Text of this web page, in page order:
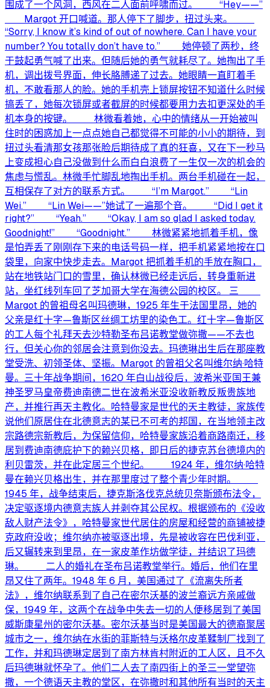
围成了一个风洞，西风在二人面前呼啸而过。 “Hey——”
Margot 开口喊道。那人停下了脚步，扭过头来。
“Sorry, I know it’s kind of out of nowhere. Can I have your
number? You totally don’t have to.” 她停顿了两秒，终
于鼓起勇气喊了出来。但随后她的勇气就耗尽了。她掏出了手
机，调出拨号界面，伸长胳膊递了过去。她眼睛一直盯着手
机，不敢看那人的脸。她的手机壳上锁屏按钮不知道什么时候
搞丢了，她每次锁屏或者截屏的时候都要用力去扣更深处的手
机本身的按键。 林微看着她，心中的情绪从一开始被叫
住时的困惑加上一点点她自己都觉得不可能的小小的期待，到
扭过头看清那女孩那张脸后期待成了真的狂喜，又在下一秒马
上变成担心自己没做到什么而白白浪费了一生仅一次的机会的
焦虑与慌乱。林微手忙脚乱地掏出手机。两台手机碰在一起，
互相保存了对方的联系方式。 “I’m Margot.” “Lin
Wei.” “Lin Wei——”她试了一遍那个音。 “Did I get it
right?” “Yeah.” “Okay, I am so glad I asked today.
Goodnight!” “Goodnight.” 林微紧紧地抓着手机，像
是怕弄丢了刚刚存下来的电话号码一样，把手机紧紧地按在口
袋里，向家中快步走去。Margot 把抓着手机的手放在胸口，
站在地铁站门口的雪里，确认林微已经走远后，转身重新进
站，坐红线列车回了芝加哥大学在海德公园的校区。 三
Margot 的曾祖母名叫玛德琳，1925 年生于法国里昂，她的
父亲是红十字—鲁斯区丝绸工坊里的染色工。红十字—鲁斯区
的工人每个礼拜天去沙特勒圣布吕诺教堂做弥撒——不去也
行，但关心你的邻居会注意到你没去。玛德琳出生后在那座教
堂受洗、初领圣体、坚振。Margot 的曾祖父名叫维尔纳·哈特
曼。三十年战争期间，1620 年白山战役后，波希米亚国王兼
神圣罗马皇帝费迪南德二世在波希米亚没收新教反叛贵族地
产，并推行再天主教化。哈特曼家是世代的天主教徒，家族传
说他们原居住在北德意志的某已不可考的邦国，在当地领主改
宗路德宗新教后，为保留信仰，哈特曼家族沿着商路南迁，移
居到费迪南德庇护下的赖兴贝格，即日后的捷克苏台德境内的
利贝雷茨，并在此定居三个世纪。 1924 年，维尔纳·哈特
曼在赖兴贝格出生，并在那里度过了整个青少年时期。
1945 年，战争结束后，捷克斯洛伐克总统贝奈斯颁布法令，
决定驱逐境内德意志族人并剥夺其公民权。根据颁布的《没收
敌人财产法令》，哈特曼家世代居住的房屋和经营的商铺被捷
克政府没收；维尔纳亦被驱逐出境，先是被收容在巴伐利亚，
后又辗转来到里昂，在一家皮革作坊做学徒，并结识了玛德
琳。 二人的婚礼在圣布吕诺教堂举行。婚后，他们在里
昂又住了两年。1948 年 6 月，美国通过了《流离失所者
法》，维尔纳联系到了自己在密尔沃基的波兰裔远方亲戚做
保，1949 年，这两个在战争中失去一切的人便移居到了美国
威斯康星州的密尔沃基。密尔沃基当时是美国最大的德裔聚居
城市之一，维尔纳在水街的菲斯特与沃格尔皮革鞣制厂找到了
工作，并和玛德琳定居到了南方林肯村附近的工人区，且不久
后玛德琳就怀孕了。他们二人去了南四街上的圣三一堂望弥
撒，一个德语天主教的堂区，在弥撒时和其他所有当时的天主